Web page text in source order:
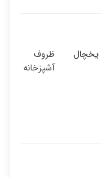
یخچال
ظروف
آشپزخانه